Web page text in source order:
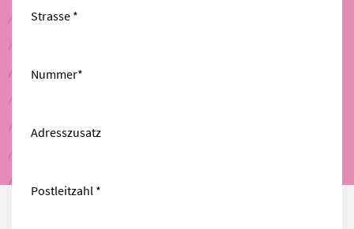
Strasse *
Nummer*
Adresszusatz
Postleitzahl *